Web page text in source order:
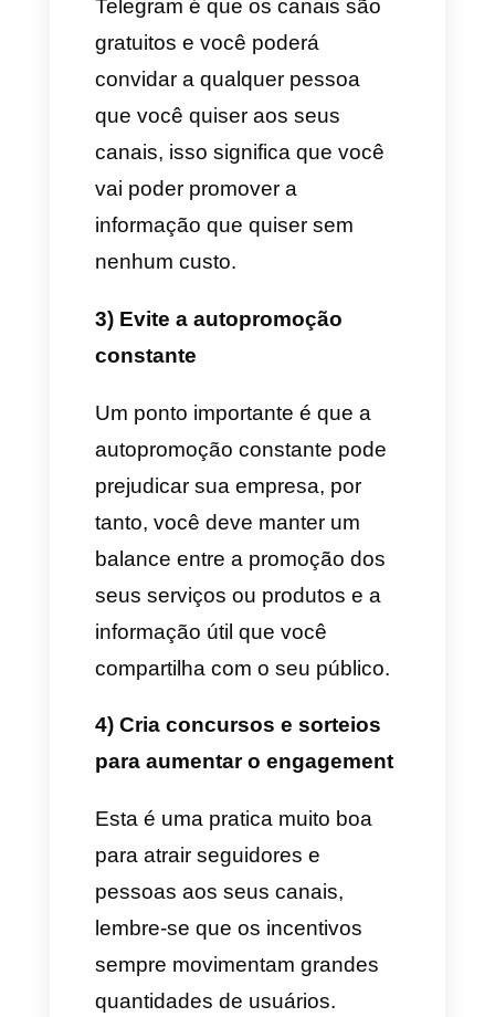
3) Permiteusar o Telegram
mediante uma página web
sem ter o aplicativo
descarregado.
4) Bots e automatizações da
O único que é necessário para
utilizar o Telegram ads
apenas usa um número de
telefone ativo. Isso se deve a
que parte da experiência de
verificação do Telegram é
contar com um serviço de
telefonia ativo.
Dicas para melhorar o
seu marketing dentro dos
apps de mensageria
Embora sejam muitas as ações
que podemos executar para